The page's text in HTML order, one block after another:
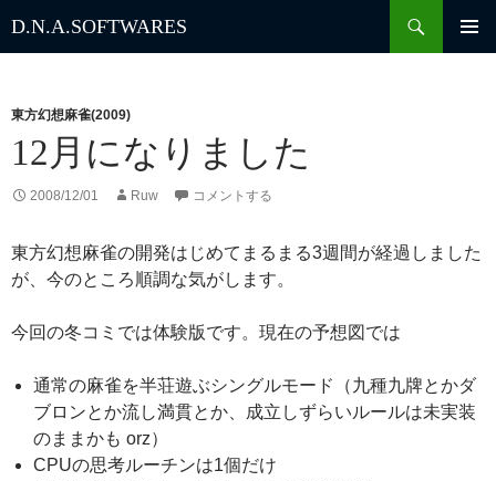
D.N.A.SOFTWARES
索
ン
ツ
へ
キ
プ
東方幻想麻雀(2009)
12月になりました
2008/12/01 Ruw コメントする
東方幻想麻雀の開発はじめてまるまる3週間が経過しました
が、今のところ順調な気がします。
今回の冬コミでは体験版です。現在の予想図では
通常の麻雀を半荘遊ぶシングルモード（九種九牌とかダ
ブロンとか流し満貫とか、成立しずらいルールは未実装
のままかも orz）
CPUの思考ルーチンは1個だけ